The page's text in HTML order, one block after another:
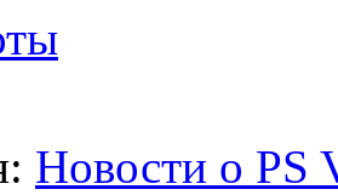
Новости о PS